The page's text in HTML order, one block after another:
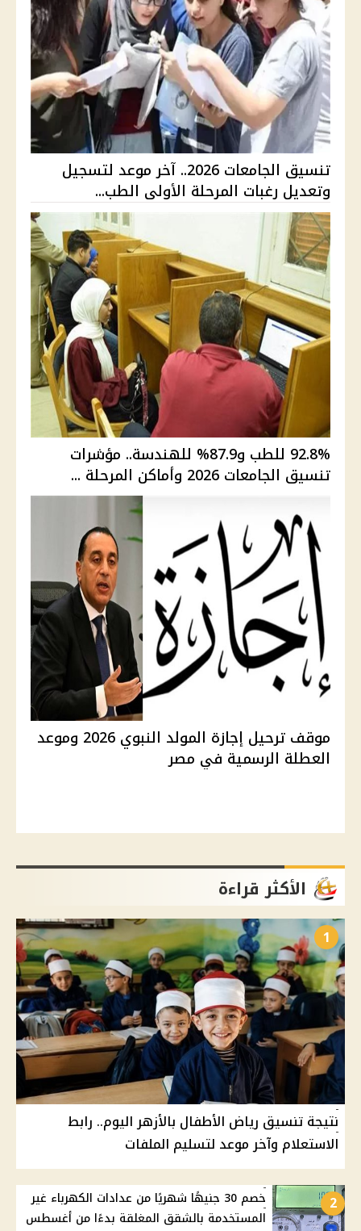
تنسيق الجامعات 2026.. آخر موعد لتسجيل
وتعديل رغبات المرحلة الأولى الطب...
92.8% للطب و87.9% للهندسة.. مؤشرات
تنسيق الجامعات 2026 وأماكن المرحلة ...
موقف ترحيل إجازة المولد النبوي 2026 وموعد
العطلة الرسمية في مصر
الأكثر قراءة
1
نتيجة تنسيق رياض الأطفال بالأزهر اليوم.. رابط
الاستعلام وآخر موعد لتسليم الملفات
2
خصم 30 جنيهًا شهريًا من عدادات الكهرباء غير
المستخدمة بالشقق المغلقة بدءًا من أغسطس